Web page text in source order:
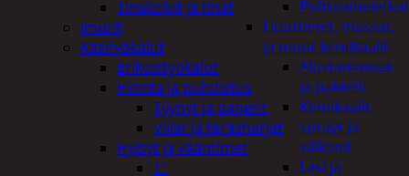
Polttoaineletkut
Liuottimet, massat,
ja muut kemikaalit
Alustamassat
ja pakkelit
Kemikaalit,
sprayt ja
silikonit
Lasi ja
Tinakolvit ja tinat
Imurit
Käsityökalut
Erikoistyökalut
Hionta ja puhdistus
Tyynyt ja paperit
Viilat ja teräsharjat
Hylsyt ja vääntimet
1"